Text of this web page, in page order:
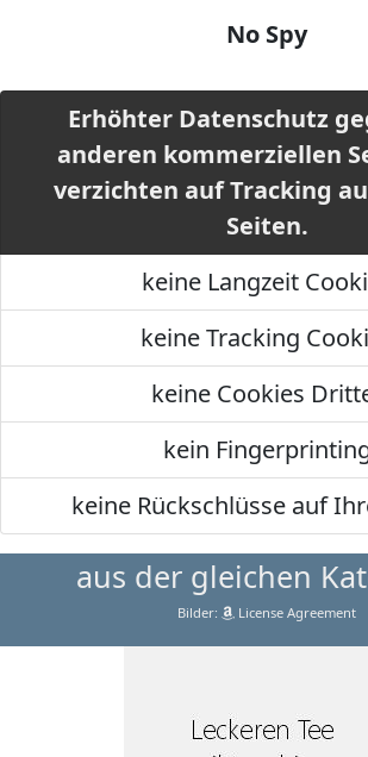
No Spy
Erhöhter Datenschutz
anderen kommerziellen
verzichten auf Tracking
Seiten.
keine Langzeit
keine Tracking
keine Cookies
kein
keine Rückschlüsse auf
aus der gleichen
Bilder: License Agreement